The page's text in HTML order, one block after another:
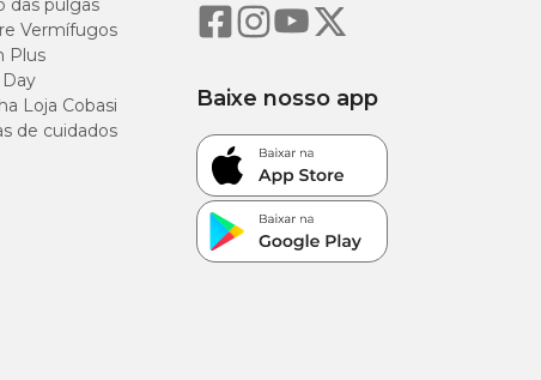
kg
das pulgas
Vermífugos
Plus
Loja Cobasi
de cuidados
Baixe nosso app